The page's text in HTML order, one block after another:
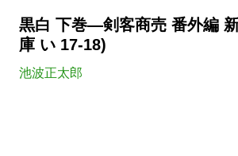
黒白 下巻―剣客商売 番外編
庫 い 17-18)
池波正太郎